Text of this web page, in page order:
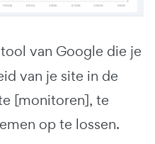
van Google die je
van je site in de
[monitoren], te
op te lossen.